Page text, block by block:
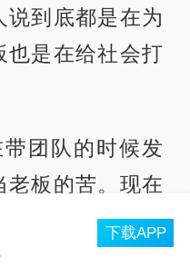
可以教你。我
责任心，“差不
能教会你的。
就是，这个事情
好，做不好就要
树疑遭“钻孔灌药”，姑苏区
救助事宜